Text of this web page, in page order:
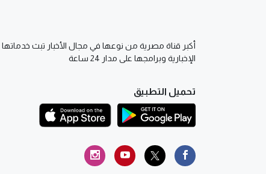
أكبر قناة مصرية من نوعها في مجال الأخبار تبث خدماتها
الإخبارية وبرامجها على مدار 24 ساعة
تحميل التطبيق